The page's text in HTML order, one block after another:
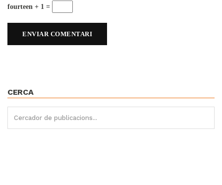
fourteen + 1 =
CERCA